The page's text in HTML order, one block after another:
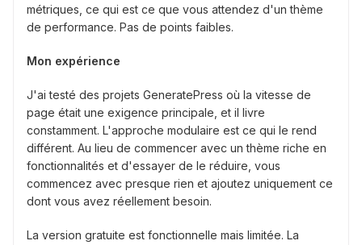
métriques, ce qui est ce que vous attendez d'un thème
de performance. Pas de points faibles.
Mon expérience
J'ai testé des projets GeneratePress où la vitesse de
page était une exigence principale, et il livre
constamment. L'approche modulaire est ce qui le rend
différent. Au lieu de commencer avec un thème riche en
fonctionnalités et d'essayer de le réduire, vous
commencez avec presque rien et ajoutez uniquement ce
dont vous avez réellement besoin.
La version gratuite est fonctionnelle mais limitée. La